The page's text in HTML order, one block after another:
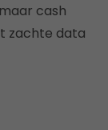
cash
zachte data